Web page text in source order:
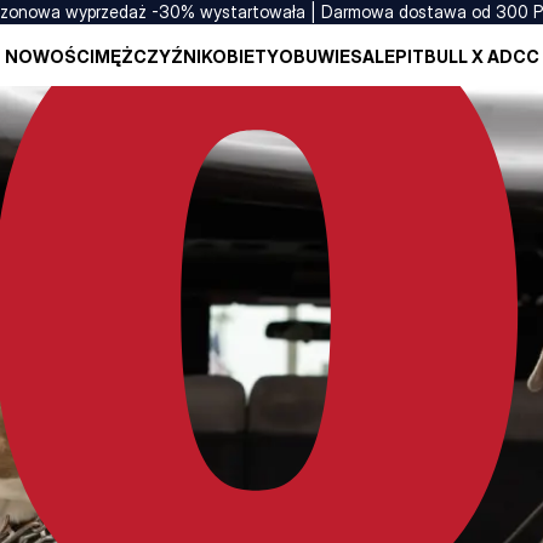
wyprzedaż -30% wystartowała | Darmowa dostawa od 300
NOWOŚCIMĘŻCZYŹNIKOBIETYOBUWIESALEPITBULL X ADCC